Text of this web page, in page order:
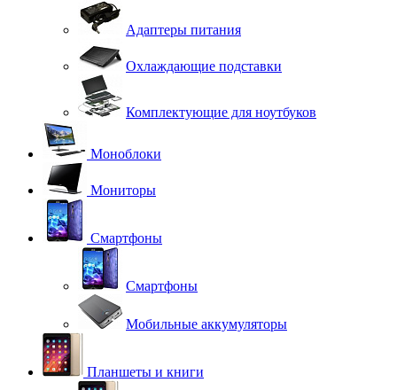
Адаптеры питания
Охлаждающие подставки
Комплектующие для ноутбуков
Моноблоки
Мониторы
Смартфоны
Смартфоны
Мобильные аккумуляторы
Планшеты и книги